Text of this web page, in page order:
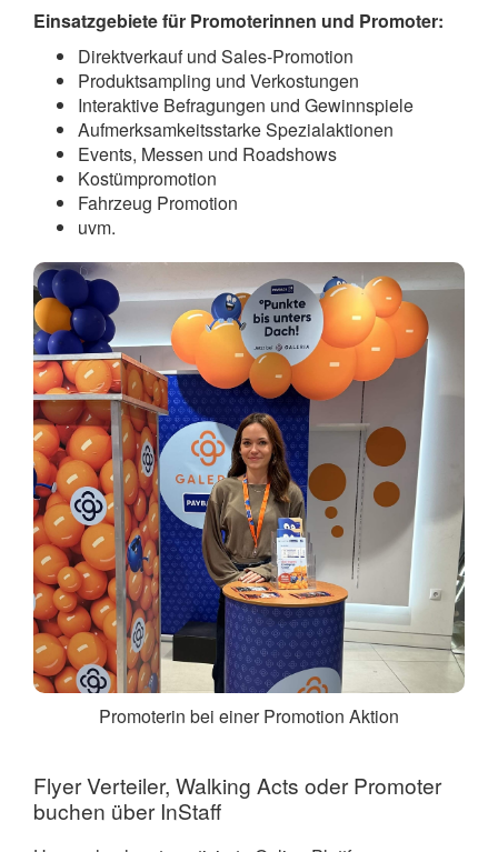
Einsatzgebiete für Promoterinnen und Promoter:
Direktverkauf und Sales-Promotion
Produktsampling und Verkostungen
Interaktive Befragungen und Gewinnspiele
Aufmerksamkeitsstarke Spezialaktionen
Events, Messen und Roadshows
Kostümpromotion
Fahrzeug Promotion
uvm.
Promoterin bei einer Promotion Aktion
Flyer Verteiler, Walking Acts oder Promoter
buchen über InStaff